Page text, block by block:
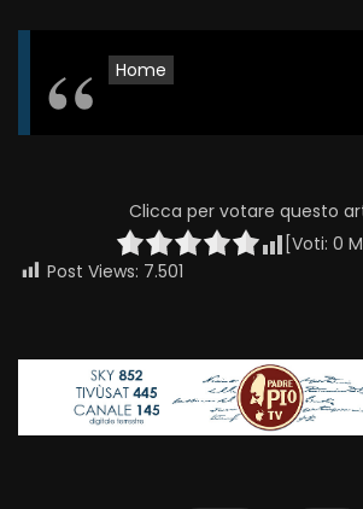
Home
Clicca per votare questo
[Voti: 0
Post Views: 7.501